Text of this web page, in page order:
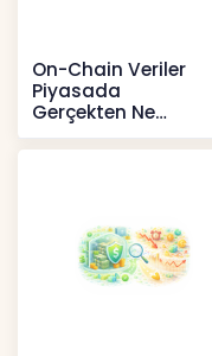
On-Chain Veriler
Piyasada
Gerçekten Ne
Anlatır?
Kripto